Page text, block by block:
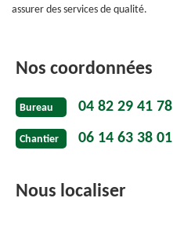
assurer des services de qualité.
Nos coordonnées
Bureau 04 82 29 41 78
Chantier 06 14 63 38 01
Nous localiser